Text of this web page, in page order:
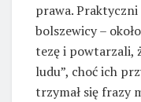
prawa.
bolszewicy –
tezę i powtarzali,
ludu”, choć ich
trzymał się frazy